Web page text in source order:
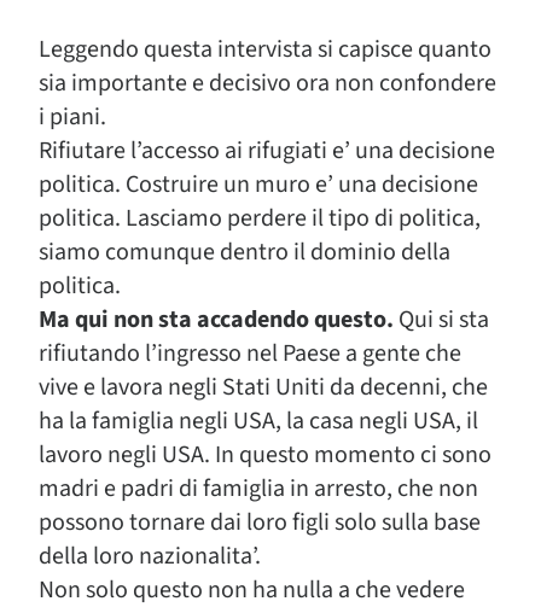
Leggendo questa intervista si capisce quanto
sia importante e decisivo ora non confondere
i piani.
Rifiutare l’accesso ai rifugiati e’ una decisione
politica. Costruire un muro e’ una decisione
politica. Lasciamo perdere il tipo di politica,
siamo comunque dentro il dominio della
politica.
Ma qui non sta accadendo questo. Qui si sta
rifiutando l’ingresso nel Paese a gente che
vive e lavora negli Stati Uniti da decenni, che
ha la famiglia negli USA, la casa negli USA, il
lavoro negli USA. In questo momento ci sono
madri e padri di famiglia in arresto, che non
possono tornare dai loro figli solo sulla base
della loro nazionalita’.
Non solo questo non ha nulla a che vedere